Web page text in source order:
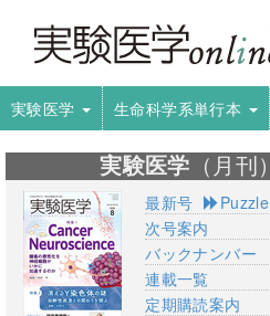
実験医学 生命科学系単行本
実験医学 （月刊）
最新号
Puzzle
次号案内
バックナンバー
連載一覧
定期購読案内